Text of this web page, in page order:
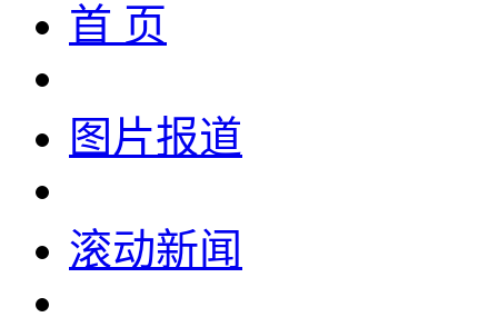
首 页
图片报道
滚动新闻